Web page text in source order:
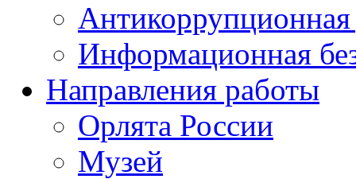
Антикоррупционная
Информационная
Направления работы
Орлята России
Музей